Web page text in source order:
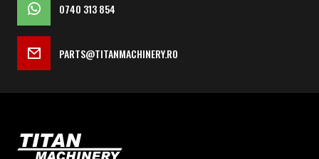
0740 313 854
PARTS@TITANMACHINERY.RO